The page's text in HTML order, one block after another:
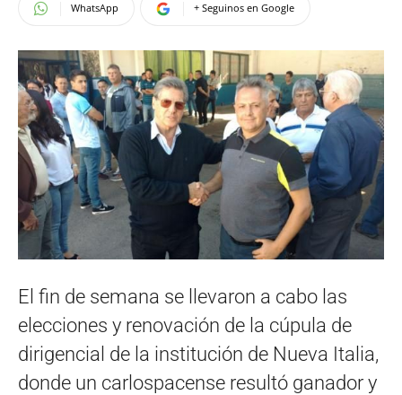
WhatsApp + Seguinos en Google
El fin de semana se llevaron a cabo las
elecciones y renovación de la cúpula de
dirigencial de la institución de Nueva Italia,
donde un carlospacense resultó ganador y